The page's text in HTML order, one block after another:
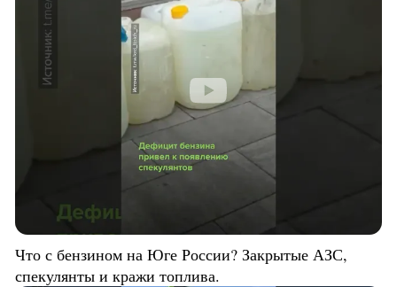
Что с бензином на Юге России? Закрытые АЗС,
спекулянты и кражи топлива.